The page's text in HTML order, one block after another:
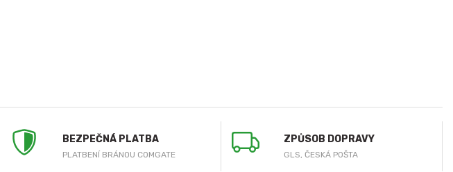
BEZPEČNÁ PLATBA
PLATBENÍ BRÁNOU COMGATE
ZPŮSOB DOPRAVY
GLS, ČESKÁ POŠTA